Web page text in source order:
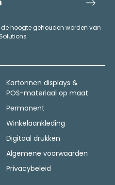
hoogte gehouden worden van
Kartonnen displays &
POS-materiaal op maat
Permanent
Winkelaankleding
Digitaal drukken
Algemene voorwaarden
Privacybeleid